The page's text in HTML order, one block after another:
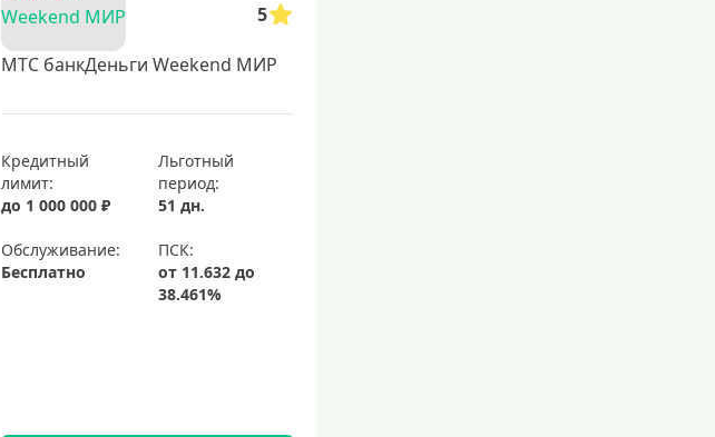
5
МТС банкДеньги Weekend МИР
Кредитный
лимит:
до 1 000 000 ₽
Льготный
период:
51 дн.
Обслуживание:
Бесплатно